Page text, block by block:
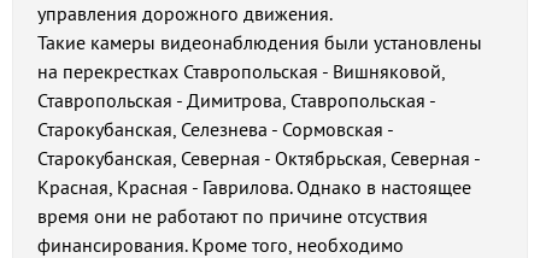
управления дорожного движения.
Такие камеры видеонаблюдения были установлены
на перекрестках Ставропольская - Вишняковой,
Ставропольская - Димитрова, Ставропольская -
Старокубанская, Селезнева - Сормовская -
Старокубанская, Северная - Октябрьская, Северная -
Красная, Красная - Гаврилова. Однако в настоящее
время они не работают по причине отсуствия
финансирования. Кроме того, необходимо